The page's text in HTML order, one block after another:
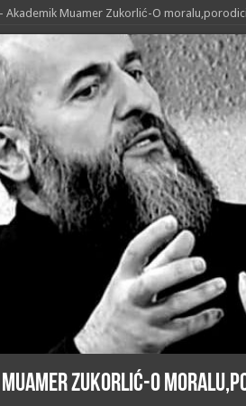
Akademik Muamer Zukorlić-O
Muamer Zukorlić-O